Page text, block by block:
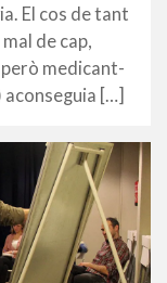
El cos de tant
de cap,
medicant-
aconseguia […]